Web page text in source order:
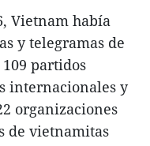
Vietnam había
y telegramas de
partidos
internacionales y
organizaciones
de vietnamitas